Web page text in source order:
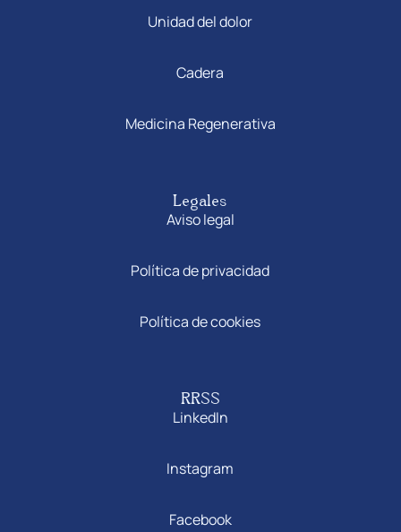
Unidad del dolor
Cadera
Medicina Regenerativa
Legales
Aviso legal
Política de privacidad
Política de cookies
RRSS
LinkedIn
Instagram
Facebook